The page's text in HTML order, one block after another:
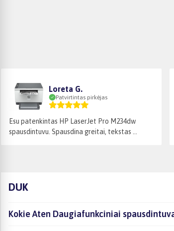
Loreta G.
Patvirtintas pirkėjas
Esu patenkintas HP LaserJet Pro M234dw
spausdintuvu. Spausdina greitai, tekstas ...
DUK
Kokie Aten Daugiafunkciniai